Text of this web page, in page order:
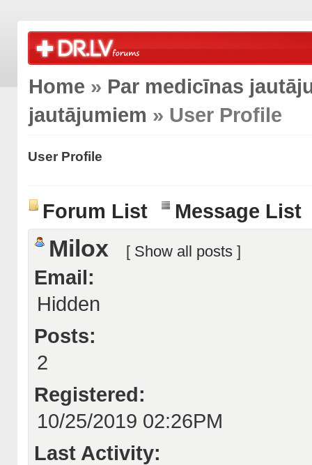
Home » Par medicīnas
jautājumiem » User Profile
User Profile
Forum List Message List
Milox [ Show all posts ]
Email:
Hidden
Posts:
2
Registered:
10/25/2019 02:26PM
Last Activity: